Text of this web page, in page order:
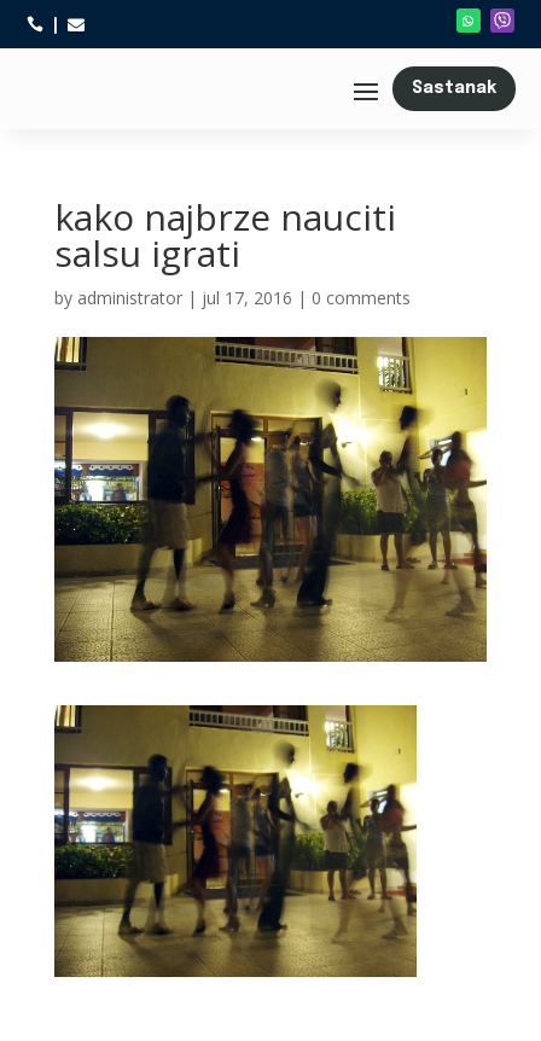
 
Sastanak
kako najbrze nauciti
salsu igrati
by administrator| jul 17, 2016 | 0 comments